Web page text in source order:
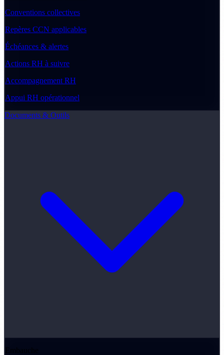
Conventions collectives
Repères CCN applicables
Échéances & alertes
Actions RH à suivre
Accompagnement RH
Appui RH opérationnel
Documents & Outils
Embauche